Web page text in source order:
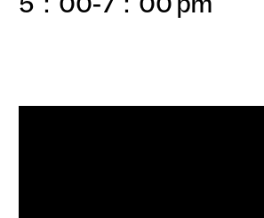
展示会
日本語